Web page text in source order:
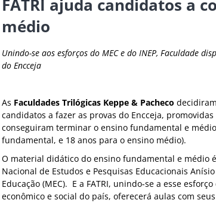
FATRI ajuda candidatos a
médio
Unindo-se aos esforços do MEC e do INEP, Faculdade
do Encceja
As Faculdades Trilógicas Keppe & Pacheco
candidatos a fazer as provas do Encceja,
conseguiram terminar o ensino fundamental e
fundamental, e 18 anos para o ensino médio).
O material didático do ensino fundamental e médio
Nacional de Estudos e Pesquisas Educacionais
Educação (MEC). E a FATRI, unindo-se a esse
econômico e social do país, oferecerá aulas com